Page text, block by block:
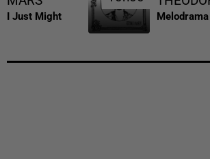
I Just Might Melodrama